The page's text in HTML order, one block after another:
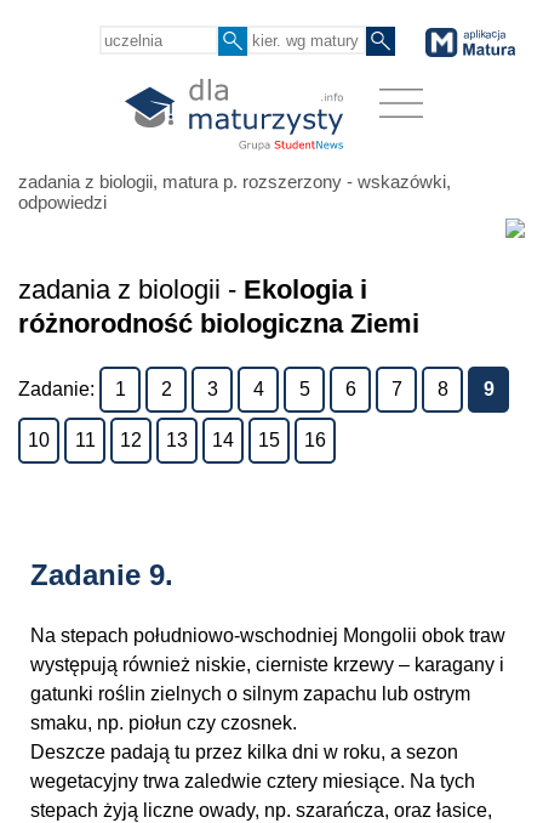
zadania z biologii, matura p. rozszerzony - wskazówki,
odpowiedzi
zadania z biologii - Ekologia i
różnorodność biologiczna Ziemi
Zadanie: 1 2 3 4 5 6 7 8 9
10 11 12 13 14 15 16
Zadanie 9.
Na stepach południowo-wschodniej Mongolii obok traw
występują również niskie, cierniste krzewy – karagany i
gatunki roślin zielnych o silnym zapachu lub ostrym
smaku, np. piołun czy czosnek.
Deszcze padają tu przez kilka dni w roku, a sezon
wegetacyjny trwa zaledwie cztery miesiące. Na tych
stepach żyją liczne owady, np. szarańcza, oraz łasice,